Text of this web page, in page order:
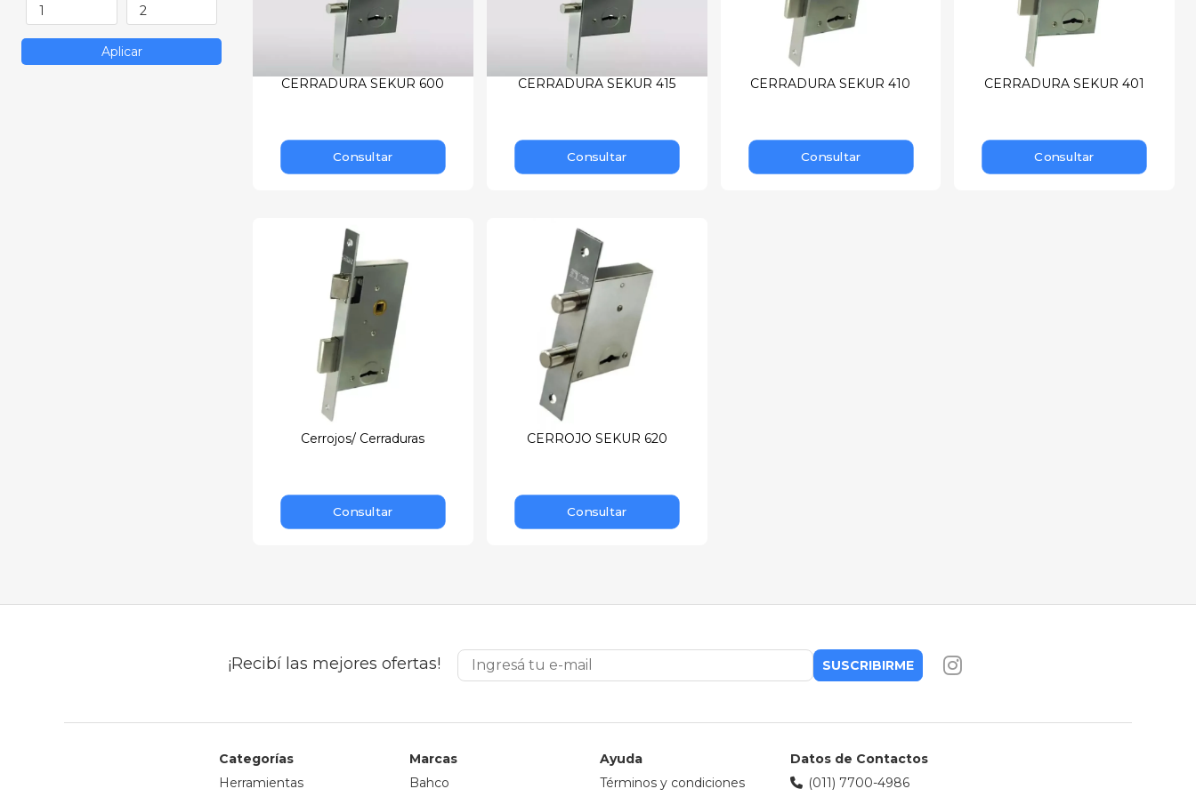
Aplicar
CERRADURA SEKUR 600
Consultar
CERRADURA SEKUR 415
Consultar
CERRADURA SEKUR 410
Consultar
CERRADURA SEKUR 401
Consultar
Cerrojos/ Cerraduras
Consultar
CERROJO SEKUR 620
Consultar
¡Recibí las mejores ofertas! SUSCRIBIRME
Categorías
Herramientas
Marcas
Bahco
Ayuda
Términos y condiciones
Datos de Contactos
(011) 7700-4986